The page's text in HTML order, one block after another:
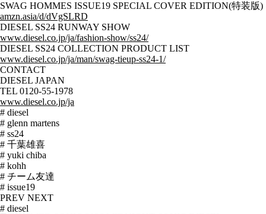
SWAG HOMMES ISSUE19 SPECIAL COVER EDITION(特装版)
amzn.asia/d/dVgSLRD
DIESEL SS24 RUNWAY SHOW
www.diesel.co.jp/ja/fashion-show/ss24/
DIESEL SS24 COLLECTION PRODUCT LIST
www.diesel.co.jp/ja/man/swag-tieup-ss24-1/
CONTACT
DIESEL JAPAN
TEL 0120-55-1978
www.diesel.co.jp/ja
# diesel
# glenn martens
# ss24
# 千葉雄喜
# yuki chiba
# kohh
# チーム友達
# issue19
PREV NEXT
# diesel